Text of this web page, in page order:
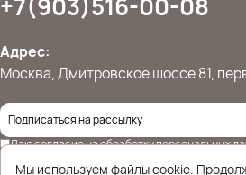
Адрес:
Москва, Дмитровское шоссе 81,
Даю согласие наобработку персональных
Мы используем файлы cookie.